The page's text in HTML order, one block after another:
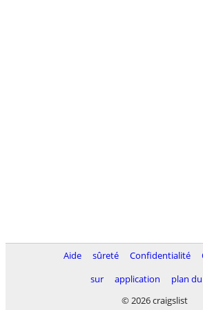
Aide sûreté Confidentialité
sur
application
plan
© 2026 craigslist